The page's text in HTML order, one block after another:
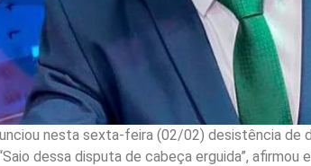
nesta sexta-feira (02/02) desistência de
dessa disputa de cabeça erguida”, afirmou